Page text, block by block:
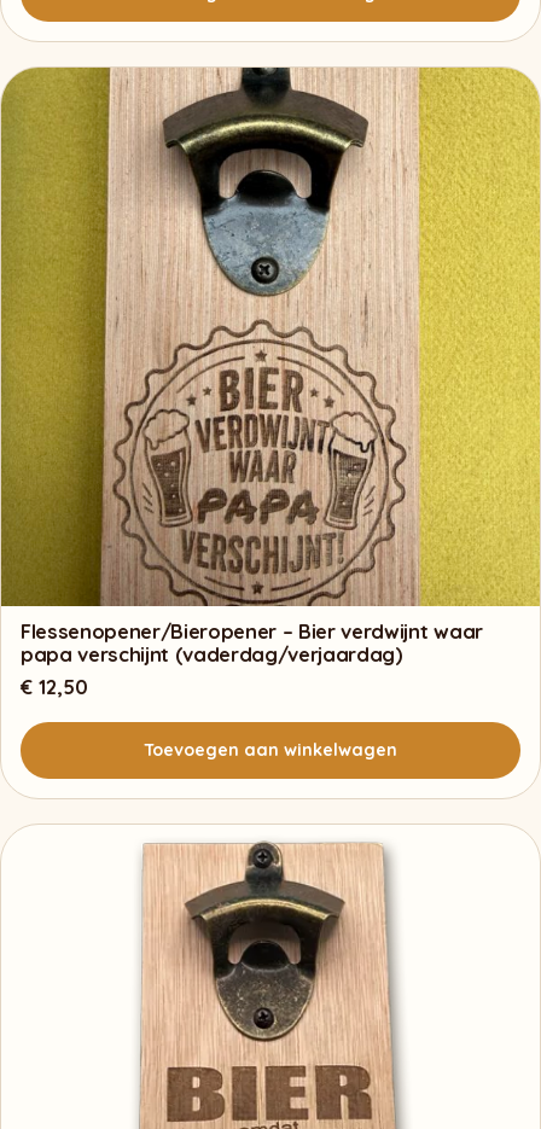
Flessenopener/Bieropener – Bier verdwijnt waar
papa verschijnt (vaderdag/verjaardag)
€ 12,50
Toevoegen aan winkelwagen